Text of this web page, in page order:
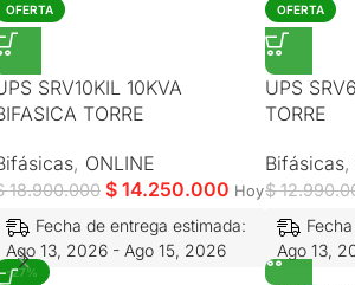
OFERTA
SRV10KIL 10KVA
TORRE
, ONLINE
18.900.000 $ 14.250.000 Hoy
Fecha de entrega estimada:
Ago 13, 2026 - Ago 15, 2026
OFERTA
UPS
TORRE
Bifásicas,
$
Ago 13,
-27%